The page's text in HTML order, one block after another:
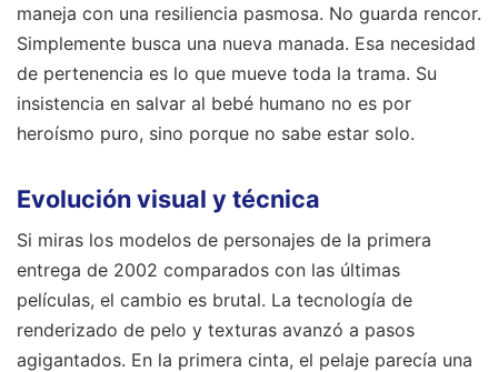
maneja con una resiliencia pasmosa. No guarda rencor.
Simplemente busca una nueva manada. Esa necesidad
de pertenencia es lo que mueve toda la trama. Su
insistencia en salvar al bebé humano no es por
heroísmo puro, sino porque no sabe estar solo.
Evolución visual y técnica
Si miras los modelos de personajes de la primera
entrega de 2002 comparados con las últimas
películas, el cambio es brutal. La tecnología de
renderizado de pelo y texturas avanzó a pasos
agigantados. En la primera cinta, el pelaje parecía una